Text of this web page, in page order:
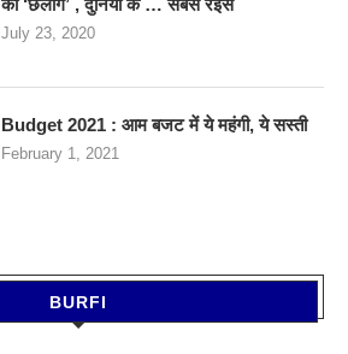
की ‘छलांग’ , दुनिया के … सबसे रईस
July 23, 2020
Budget 2021 : आम बजट में ये महंगी, ये सस्‍ती
February 1, 2021
BURFI